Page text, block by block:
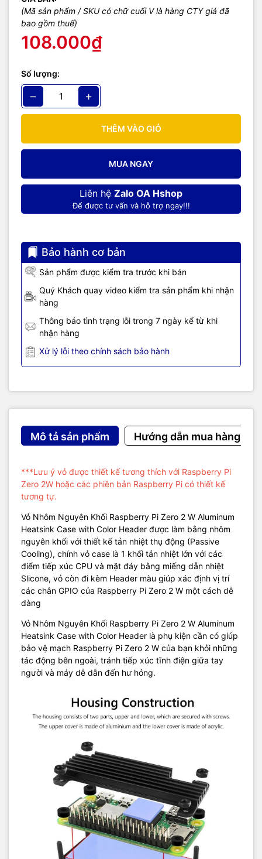
(Mã sản phẩm / SKU có chữ cuối V là hàng CTY giá đã
bao gồm thuế)
108.000₫
Số lượng:
− +
THÊM VÀO GIỎ
MUA NGAY
Liên hệ Zalo OA Hshop
Để được tư vấn và hỗ trợ ngay!!!
Bảo hành cơ bản
Sản phẩm được kiểm tra trước khi bán
Quý Khách quay video kiểm tra sản phẩm khi nhận
hàng
Thông báo tình trạng lỗi trong 7 ngày kể từ khi
nhận hàng
Xử lý lỗi theo chính sách bảo hành
Mô tả sản phẩm Hướng dẫn mua hàng
***Lưu ý vỏ được thiết kế tương thích với Raspberry Pi
Zero 2W hoặc các phiên bản Raspberry Pi có thiết kế
tương tự.
Vỏ Nhôm Nguyên Khối Raspberry Pi Zero 2 W Aluminum
Heatsink Case with Color Header được làm bằng nhôm
nguyên khối với thiết kế tản nhiệt thụ động (Passive
Cooling), chính vỏ case là 1 khối tản nhiệt lớn với các
điểm tiếp xúc CPU và mặt đáy bằng miếng dẫn nhiệt
Slicone, vỏ còn đi kèm Header màu giúp xác định vị trí
các chân GPIO của Raspberry Pi Zero 2 W một cách dễ
dàng
Vỏ Nhôm Nguyên Khối Raspberry Pi Zero 2 W Aluminum
Heatsink Case with Color Header là phụ kiện cần có giúp
bảo vệ mạch Raspberry Pi Zero 2 W của bạn khỏi những
tác động bên ngoài, tránh tiếp xúc tĩnh điện giữa tay
người và máy dễ dẫn đến hư hỏng.